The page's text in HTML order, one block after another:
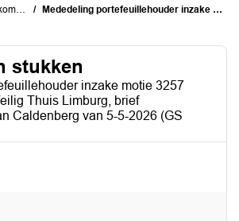
stukken Mededeling portefeuillehouder inzake motie 3257 Ondersteuning Veilig Thuis Limburg, brief gedeputeerde Van Caldenberg van 5-5-2026 (GS DOC-00914520)
stukken
inzake motie 3257
Thuis Limburg, brief
Caldenberg van 5-5-2026 (GS